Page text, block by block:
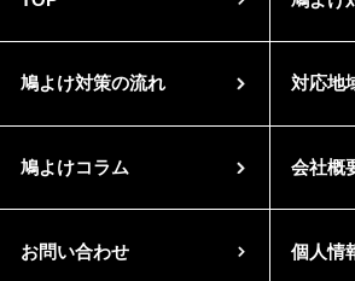
鳩よけ対策の流れ 対応地
鳩よけコラム 会社概
お問い合わせ 個人情